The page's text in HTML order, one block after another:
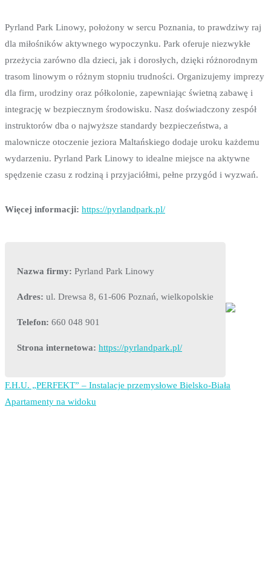
Pyrland Park Linowy, położony w sercu Poznania, to prawdziwy raj
dla miłośników aktywnego wypoczynku. Park oferuje niezwykłe
przeżycia zarówno dla dzieci, jak i dorosłych, dzięki różnorodnym
trasom linowym o różnym stopniu trudności. Organizujemy imprezy
dla firm, urodziny oraz półkolonie, zapewniając świetną zabawę i
integrację w bezpiecznym środowisku. Nasz doświadczony zespół
instruktorów dba o najwyższe standardy bezpieczeństwa, a
malownicze otoczenie jeziora Maltańskiego dodaje uroku każdemu
wydarzeniu. Pyrland Park Linowy to idealne miejsce na aktywne
spędzenie czasu z rodziną i przyjaciółmi, pełne przygód i wyzwań.
Więcej informacji: https://pyrlandpark.pl/
Nazwa firmy: Pyrland Park Linowy
Adres: ul. Drewsa 8, 61-606 Poznań, wielkopolskie
Telefon: 660 048 901
Strona internetowa: https://pyrlandpark.pl/
Nawigacja
F.H.U. „PERFEKT” – Instalacje przemysłowe Bielsko-Biała
Apartamenty na widoku